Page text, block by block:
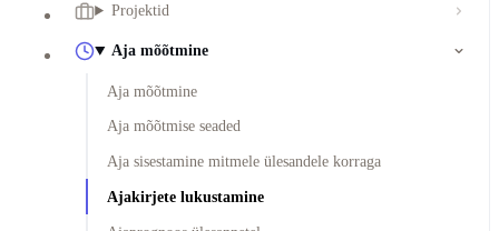
Projektid
Aja mõõtmine
Aja mõõtmine
Aja mõõtmise seaded
Aja sisestamine mitmele ülesandele korraga
Ajakirjete lukustamine